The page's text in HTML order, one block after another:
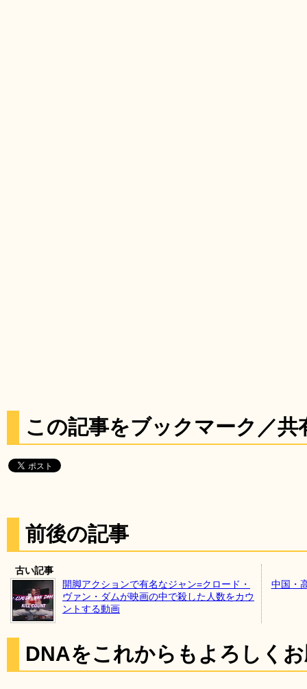
この記事をブックマーク／共
前後の記事
古い記事
開脚アクションで有名なジャン=クロード・
ヴァン・ダムが映画の中で殺した人数をカウ
ントする動画
中国・
DNAをこれからもよろしく